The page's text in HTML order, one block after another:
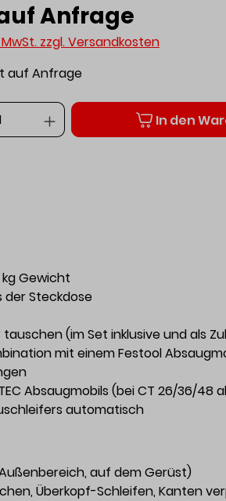
Anfrage
MwSt. zzgl. Versandkosten
auf Anfrage
Anzahl
In den
Gewicht
der Steckdose
(im Set inklusive und als
mit einem Festool
Absaugmobils (bei CT 26/36/48
automatisch
auf dem Gerüst)
Überkopf-Schleifen, Kanten